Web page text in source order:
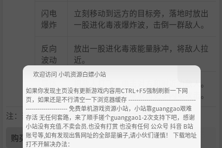
闪电
爆炸
立刻移动到远方的目标旁，落地时放出
一股进化毒液爆炸波，击倒一群敌人。
反向
波动
放出一股进化毒液能量脉冲，将敌人拉
近。
放电
把敌人打飞，电击对方和附近的敌人。
攻击空中的敌人能放出更多闪电攻击。
注：部分内容为港版翻译与简体中文有差异。
购买地址
欢迎访问 小叽资源白嫖小站
如果你发现主页没有更新游戏内容用CTRL+F5强制刷新一下网
页，如果还是不行清空一下浏览器缓存 ----------------------------------
--------------------- 免费单机游戏资源小站，小站靠guanggao艰难
存活 无任何套路，来了顺手搓个guanggao1-2次支持下吧，感谢
小站没有充值.不卖会员.也没有打赏 也没有任何 公众号 抖音 B站
账号等,如有发现出售网址的全部是骗子,请小伙们谨慎！ 下载地址
打不开解决办法：